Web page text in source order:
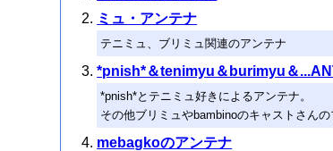
ミュ・アンテナ
テニミュ、ブリミュ関連のアンテナ
*pnish*＆tenimyu＆burimyu＆
*pnish*とテニミュ好きによるアンテナ。
その他ブリミュやbambinoのキャストさんの
mebagkoのアンテナ